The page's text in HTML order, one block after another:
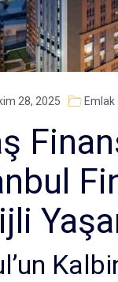
28, 2025 Emlak